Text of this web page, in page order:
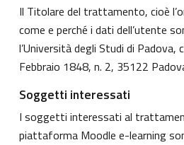
Il Titolare del trattamento, cioè
come e perché i dati dell’utente
l’Università degli Studi di Padova,
Febbraio 1848, n. 2, 35122
Soggetti interessati
I soggetti interessati al
piattaforma Moodle e-learning